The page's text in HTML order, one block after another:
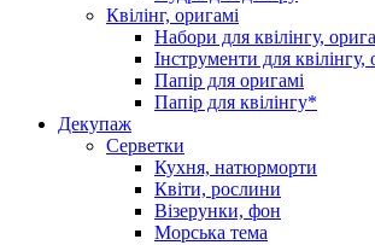
Квілінг, оригамі
Набори для квілінгу,
Інструменти для квілінгу,
Папір для оригамі
Папір для квілінгу*
Декупаж
Серветки
Кухня, натюрморти
Квіти, рослини
Візерунки, фон
Морська тема